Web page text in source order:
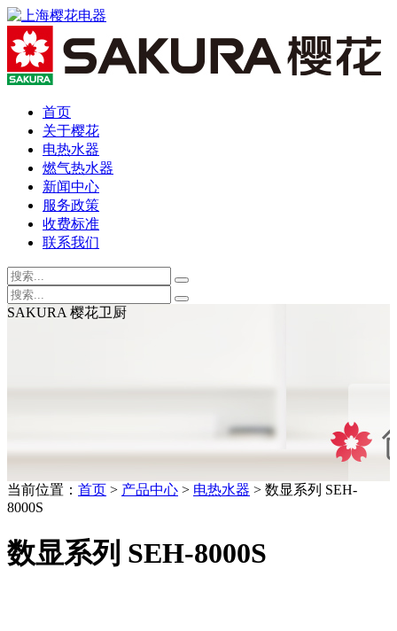
首页
关于樱花
电热水器
燃气热水器
新闻中心
服务政策
收费标准
联系我们
SAKURA 樱花卫厨
当前位置： 首页 > 产品中心 > 电热水器 > 数显系列 SEH-
8000S
数显系列 SEH-8000S